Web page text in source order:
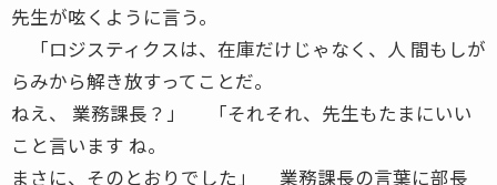
先生が呟くように言う。
「ロジスティクスは、在庫だけじゃなく、人 間もしが
らみから解き放すってことだ。
ねえ、 業務課長？」 「それそれ、先生もたまにいい
こと言います ね。
まさに、そのとおりでした」 業務課長の言葉に部長